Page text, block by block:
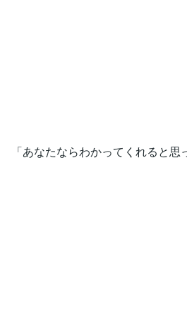
「あなたならわかってくれると思